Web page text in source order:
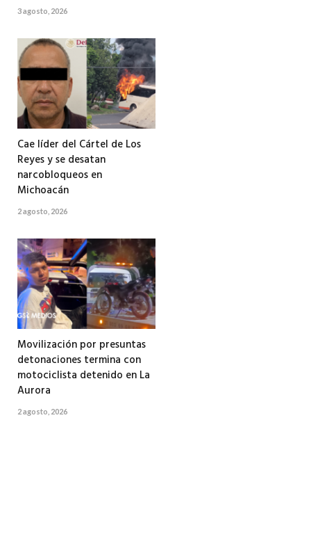
3 agosto, 2026
Cae líder del Cártel de Los
Reyes y se desatan
narcobloqueos en
Michoacán
2 agosto, 2026
Movilización por presuntas
detonaciones termina con
motociclista detenido en La
Aurora
2 agosto, 2026